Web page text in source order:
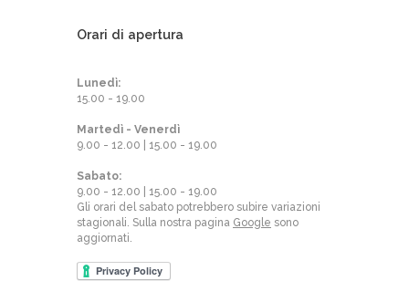
Orari di apertura
Lunedì:
15.00 - 19.00
Martedì - Venerdì
9.00 - 12.00 | 15.00 - 19.00
Sabato:
9.00 - 12.00 | 15.00 - 19.00
Gli orari del sabato potrebbero subire variazioni
stagionali. Sulla nostra pagina Google sono
aggiornati.